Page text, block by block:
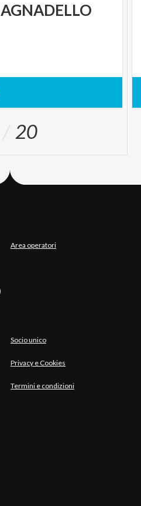
AGNADELLO
20
Area operatori
Socio unico
Privacy e Cookies
Termini e condizioni